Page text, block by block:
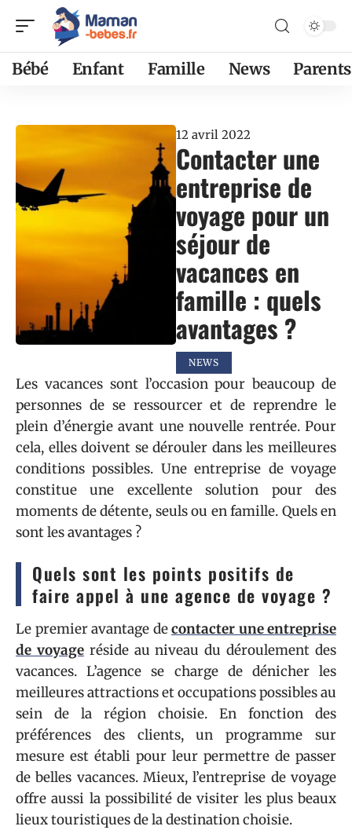
Bébé Enfant Famille News Parents
12 avril 2022
Contacter une
entreprise de
voyage pour un
séjour de
vacances en
famille : quels
avantages ?
NEWS
Les vacances sont l’occasion pour beaucoup de
personnes de se ressourcer et de reprendre le
plein d’énergie avant une nouvelle rentrée. Pour
cela, elles doivent se dérouler dans les meilleures
conditions possibles. Une entreprise de voyage
constitue une excellente solution pour des
moments de détente, seuls ou en famille. Quels en
sont les avantages ?
Quels sont les points positifs de
faire appel à une agence de voyage ?
Le premier avantage decontacter une entreprise
de voyageréside au niveau du déroulement des
vacances. L’agence se charge de dénicher les
meilleures attractions et occupations possibles au
sein de la région choisie. En fonction des
préférences des clients, un programme sur
mesure est établi pour leur permettre de passer
de belles vacances. Mieux, l’entreprise de voyage
offre aussi la possibilité de visiter les plus beaux
lieux touristiques de la destination choisie.